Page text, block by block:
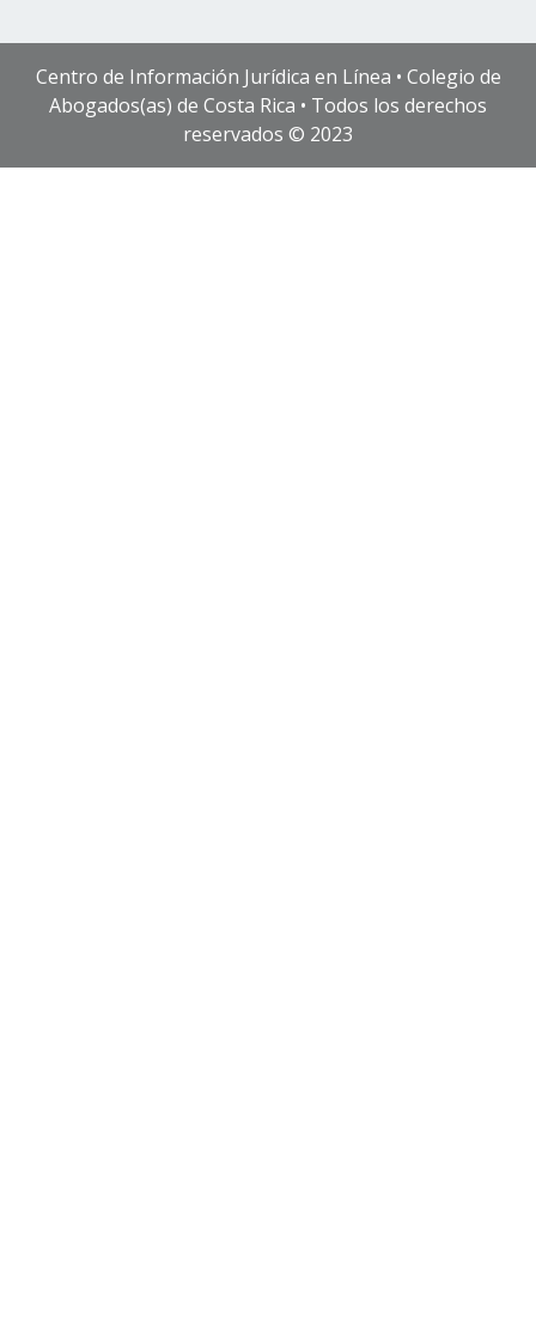
Centro de Información Jurídica en Línea • Colegio de
Abogados(as) de Costa Rica • Todos los derechos
reservados © 2023